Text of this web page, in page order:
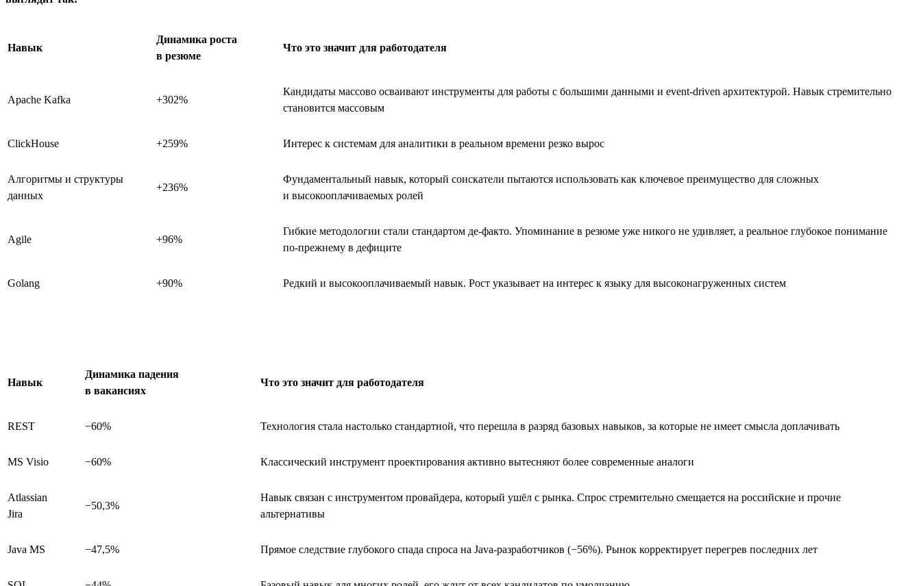
Навык
Динамика роста
в резюме
Что это значит для работодателя
Apache Kafka +302%
Кандидаты массово осваивают инструменты для работы с большими данными и event-driven архитектурой. Навык стремительно
становится массовым
ClickHouse +259% Интерес к системам для аналитики в реальном времени резко вырос
Алгоритмы и структуры
данных
+236%
Фундаментальный навык, который соискатели пытаются использовать как ключевое преимущество для сложных
и высокооплачиваемых ролей
Agile +96%
Гибкие методологии стали стандартом де-факто. Упоминание в резюме уже никого не удивляет, а реальное глубокое понимание
по-прежнему в дефиците
Golang +90% Редкий и высокооплачиваемый навык. Рост указывает на интерес к языку для высоконагруженных систем
Навык
Динамика падения
в вакансиях
Что это значит для работодателя
REST −60% Технология стала настолько стандартной, что перешла в разряд базовых навыков, за которые не имеет смысла доплачивать
MS Visio −60% Классический инструмент проектирования активно вытесняют более современные аналоги
Atlassian
Jira
−50,3%
Навык связан с инструментом провайдера, который ушёл с рынка. Спрос стремительно смещается на российские и прочие
альтернативы
Java MS −47,5% Прямое следствие глубокого спада спроса на Java-разработчиков (−56%). Рынок корректирует перегрев последних лет